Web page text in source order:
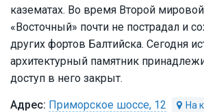
казематах. Во время Второй
«Восточный» почти не пострадал и
других фортов Балтийска. Сегодня
архитектурный памятник
доступ в него закрыт.
Приморское шоссе, 12